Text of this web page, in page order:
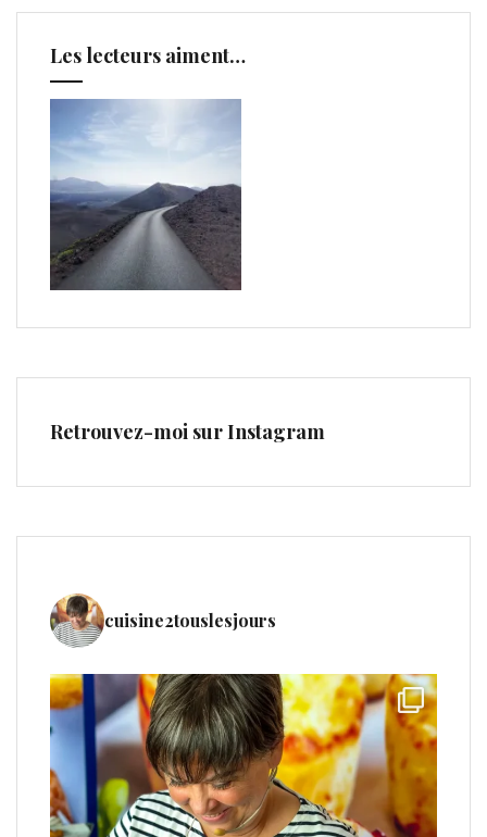
Les lecteurs aiment…
Retrouvez-moi sur Instagram
cuisine2touslesjours